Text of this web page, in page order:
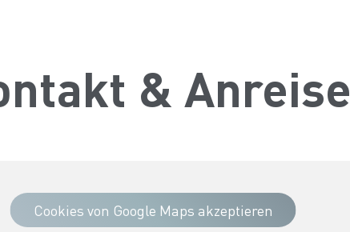
& Anreise
Cookies von Google Maps akzeptieren